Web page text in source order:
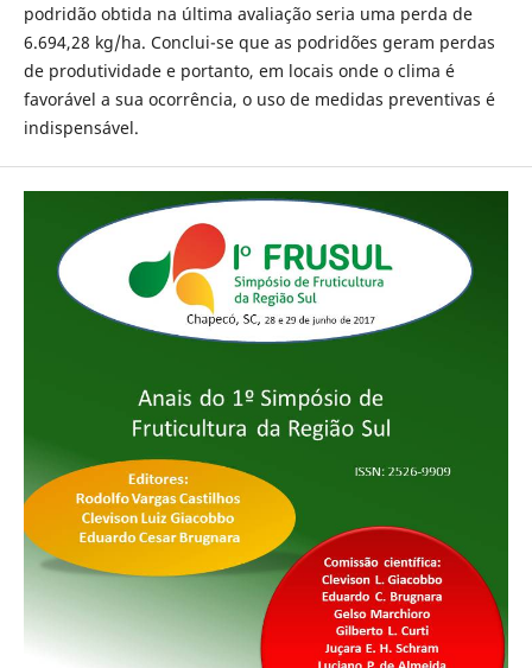
podridão obtida na última avaliação seria uma perda de
6.694,28 kg/ha. Conclui-se que as podridões geram perdas
de produtividade e portanto, em locais onde o clima é
favorável a sua ocorrência, o uso de medidas preventivas é
indispensável.